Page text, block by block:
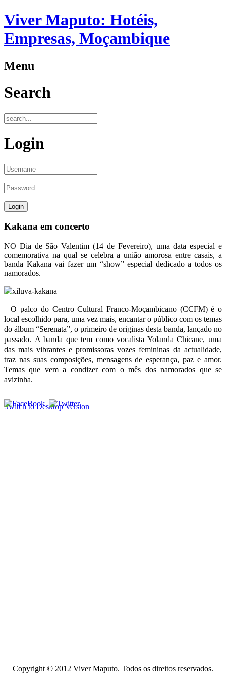
Viver Maputo: Hotéis,
Empresas, Moçambique
Menu
Search
Login
Kakana em concerto
NO Dia de São Valentim (14 de Fevereiro), uma data especial e
comemorativa na qual se celebra a união amorosa entre casais, a
banda Kakana vai fazer um “show” especial dedicado a todos os
namorados.
O palco do Centro Cultural Franco-Moçambicano (CCFM) é o
local escolhido para, uma vez mais, encantar o público com os temas
do álbum “Serenata”, o primeiro de originas desta banda, lançado no
passado. A banda que tem como vocalista Yolanda Chicane, uma
das mais vibrantes e promissoras vozes femininas da actualidade,
traz nas suas composições, mensagens de esperança, paz e amor.
Temas que vem a condizer com o mês dos namorados que se
avizinha.
Switch to Desktop Version
Copyright © 2012 Viver Maputo. Todos os direitos reservados.